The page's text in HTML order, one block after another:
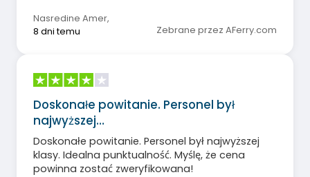
Nasredine Amer,
8 dni temu
Zebrane przez AFerry.com
Doskonałe powitanie. Personel był
najwyższej…
Doskonałe powitanie. Personel był najwyższej
klasy. Idealna punktualność. Myślę, że cena
powinna zostać zweryfikowana!